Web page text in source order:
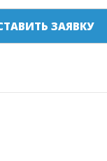
ЗАЯВКУ